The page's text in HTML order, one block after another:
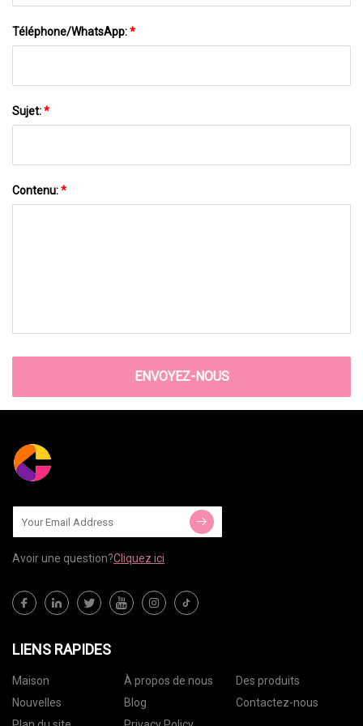
Téléphone/WhatsApp:*
Sujet:*
Contenu:*
ENVOYEZ-NOUS
Avoir une question?Cliquez ici
LIENS RAPIDES
Maison À propos de nous
Des produits
Nouvelles
Blog
Contactez-nous